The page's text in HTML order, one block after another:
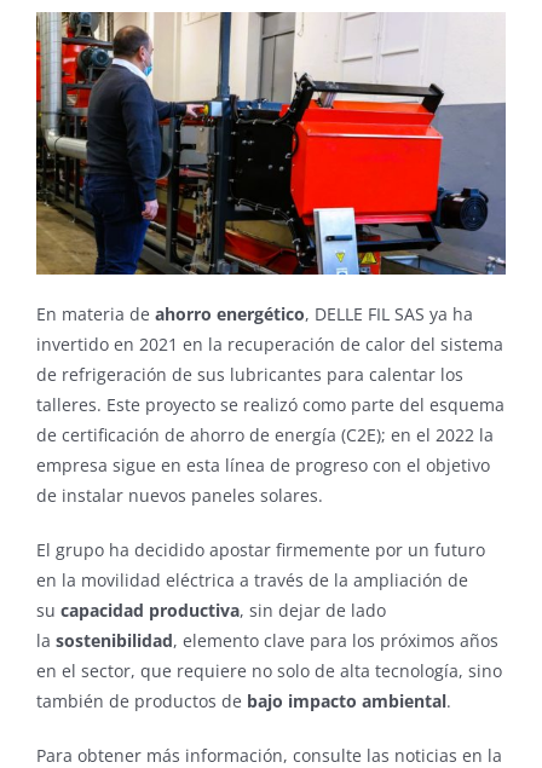
En materia de ahorro energético, DELLE FIL SAS ya ha
invertido en 2021 en la recuperación de calor del sistema
de refrigeración de sus lubricantes para calentar los
talleres. Este proyecto se realizó como parte del esquema
de certificación de ahorro de energía (C2E); en el 2022 la
empresa sigue en esta línea de progreso con el objetivo
de instalar nuevos paneles solares.
El grupo ha decidido apostar firmemente por un futuro
en la movilidad eléctrica a través de la ampliación de
su capacidad productiva, sin dejar de lado
la sostenibilidad, elemento clave para los próximos años
en el sector, que requiere no solo de alta tecnología, sino
también de productos de bajo impacto ambiental.
Para obtener más información, consulte las noticias en la